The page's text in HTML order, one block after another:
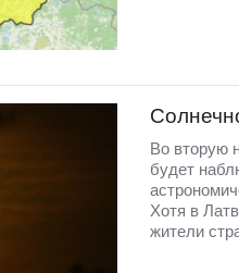
Во вторую
будет
Хотя в
жители